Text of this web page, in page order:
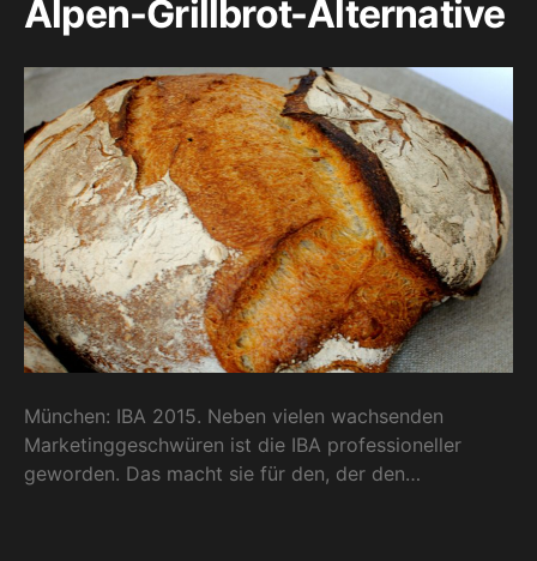
Alpen-Grillbrot-Alternative
München: IBA 2015. Neben vielen wachsenden
Marketinggeschwüren ist die IBA professioneller
geworden. Das macht sie für den, der den…